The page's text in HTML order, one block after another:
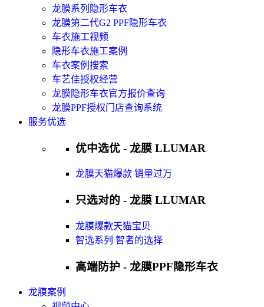
龙膜系列隐形车衣
龙膜第二代G2 PPF隐形车衣
车衣施工视频
隐形车衣施工案例
车衣案例搜索
车艺佳授权经营
龙膜隐形车衣官方报价查询
龙膜PPF授权门店查询系统
服务优选
优中选优 - 龙膜 LLUMAR
龙膜天猫爆款 销量过万
只选对的 - 龙膜 LLUMAR
龙膜爆款天猫宝贝
智选系列 智者的选择
高端防护 - 龙膜PPF隐形车衣
龙膜案例